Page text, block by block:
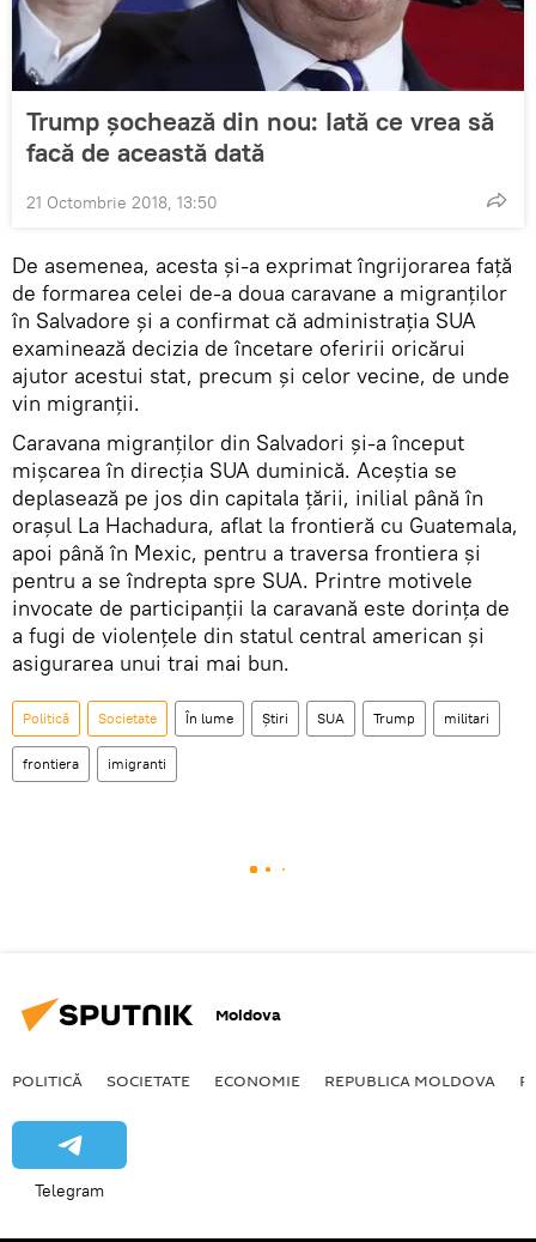
Trump șochează din nou: Iată ce vrea să
facă de această dată
21 Octombrie 2018, 13:50
De asemenea, acesta și-a exprimat îngrijorarea față
de formarea celei de-a doua caravane a migranților
în Salvadore și a confirmat că administrația SUA
examinează decizia de încetare oferirii oricărui
ajutor acestui stat, precum și celor vecine, de unde
vin migranții.
Caravana migranților din Salvadori și-a început
mișcarea în direcția SUA duminică. Aceștia se
deplasează pe jos din capitala țării, inilial până în
orașul La Hachadura, aflat la frontieră cu Guatemala,
apoi până în Mexic, pentru a traversa frontiera și
pentru a se îndrepta spre SUA. Printre motivele
invocate de participanții la caravană este dorința de
a fugi de violențele din statul central american și
asigurarea unui trai mai bun.
Politică Societate În lume Știri SUA Trump militari
frontiera imigranti
Moldova
POLITICĂ SOCIETATE ECONOMIE REPUBLICA MOLDOVA
Telegram